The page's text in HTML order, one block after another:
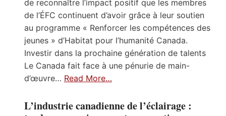
de reconnaître l’impact positif que les membres
de l’ÉFC continuent d’avoir grâce à leur soutien
au programme « Renforcer les compétences des
jeunes » d’Habitat pour l’humanité Canada.
Investir dans la prochaine génération de talents
Le Canada fait face à une pénurie de main-
d’œuvre… Read More…
L’industrie canadienne de l’éclairage :